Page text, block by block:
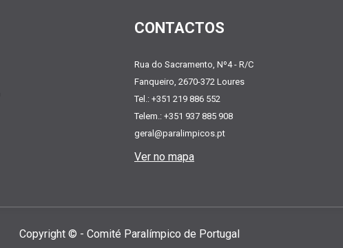
CONTACTOS
Rua do Sacramento, Nº4 - R/C
Fanqueiro, 2670-372 Loures
Tel.: +351 219 886 552
Telem.: +351 937 885 908
geral@paralimpicos.pt
Ver no mapa
Copyright © - Comité Paralí­mpico de Portugal